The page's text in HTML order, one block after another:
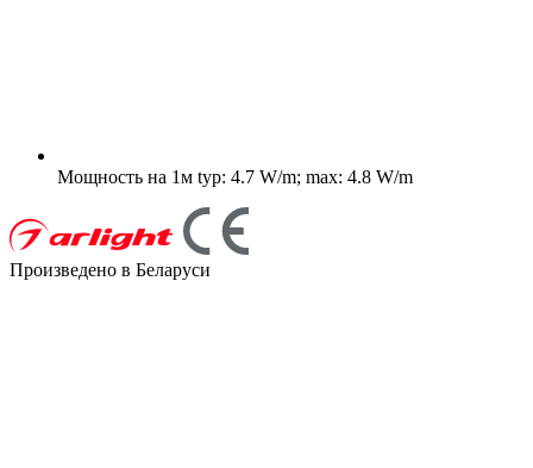
Мощность на 1м typ: 4.7 W/m; max: 4.8 W/m
Произведено в Беларуси